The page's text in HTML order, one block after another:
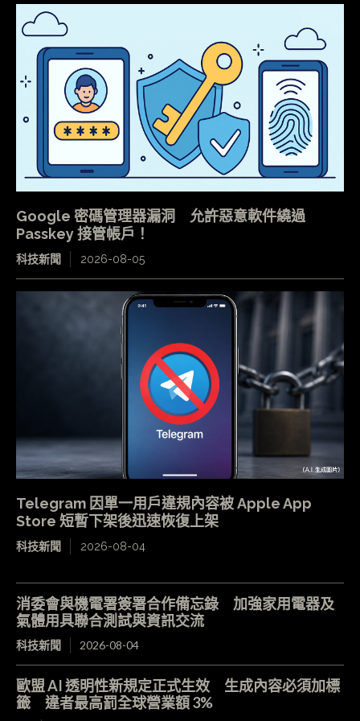
Google 密碼管理器漏洞 允許惡意軟件繞過
Passkey 接管帳戶！
科技新聞 2026-08-05
Telegram 因單一用戶違規內容被 Apple App
Store 短暫下架後迅速恢復上架
科技新聞 2026-08-04
消委會與機電署簽署合作備忘錄 加強家用電器及
氣體用具聯合測試與資訊交流
科技新聞 2026-08-04
歐盟 AI 透明性新規定正式生效 生成內容必須加標
籤 違者最高罰全球營業額 3%